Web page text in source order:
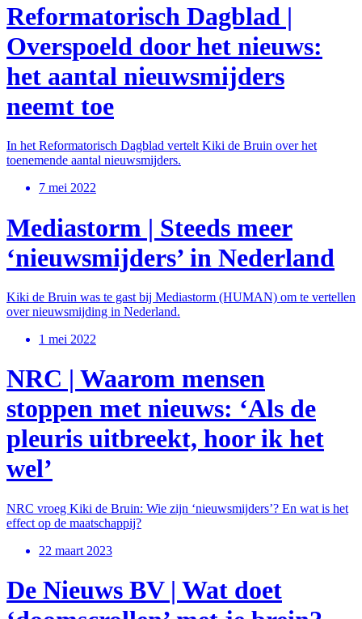
Reformatorisch Dagblad |
Overspoeld door het nieuws:
het aantal nieuwsmijders
neemt toe
In het Reformatorisch Dagblad vertelt Kiki de Bruin over het
toenemende aantal nieuwsmijders.
7 mei 2022
Mediastorm | Steeds meer
‘nieuwsmijders’ in Nederland
Kiki de Bruin was te gast bij Mediastorm (HUMAN) om te vertellen
over nieuwsmijding in Nederland.
1 mei 2022
NRC | Waarom mensen
stoppen met nieuws: ‘Als de
pleuris uitbreekt, hoor ik het
wel’
NRC vroeg Kiki de Bruin: Wie zijn ‘nieuwsmijders’? En wat is het
effect op de maatschappij?
22 maart 2023
De Nieuws BV | Wat doet